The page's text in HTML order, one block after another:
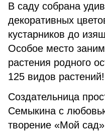
В саду собрана
декоративных
кустарников до
Особое место
растения родного
125 видов растений!
Создательница
Семыкина с
творение «Мой